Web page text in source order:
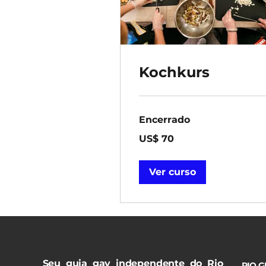
Kochkurs
Encerrado
Dólares
US$ 70
Ver curso
Seu guia gay independente do Rio